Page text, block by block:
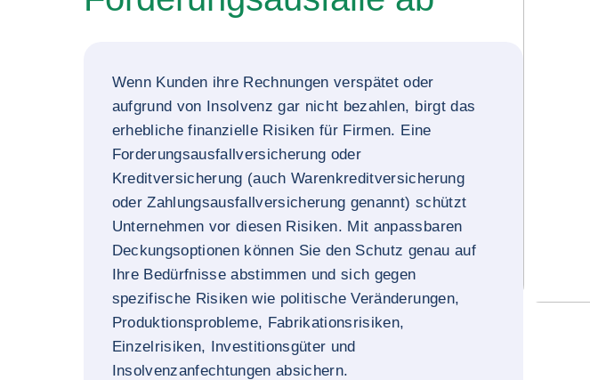
Wenn Kunden ihre Rechnungen verspätet oder
aufgrund von Insolvenz gar nicht bezahlen, birgt das
erhebliche finanzielle Risiken für Firmen. Eine
Forderungsausfallversicherung oder
Kreditversicherung (auch Warenkreditversicherung
oder Zahlungsausfallversicherung genannt) schützt
Unternehmen vor diesen Risiken. Mit anpassbaren
Deckungsoptionen können Sie den Schutz genau auf
Ihre Bedürfnisse abstimmen und sich gegen
spezifische Risiken wie politische Veränderungen,
Produktionsprobleme, Fabrikationsrisiken,
Einzelrisiken, Investitionsgüter und
Insolvenzanfechtungen absichern.